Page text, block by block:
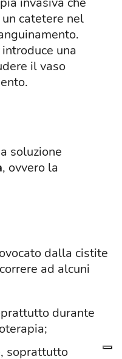
catetere nel
una
il vaso
soluzione
, ovvero la
dalla cistite
ad alcuni
durante
, soprattutto